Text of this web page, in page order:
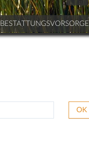
BESTATTUNGSVORSORGE
OK